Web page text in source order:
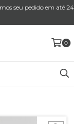
seu pedido em até 24
0